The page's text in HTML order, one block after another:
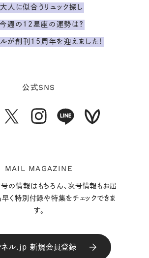
人に似合うリュック探し
週の12星座の運勢は？
が創刊15周年を迎えました！
公式SNS
MAIL MAGAZINE
号の情報はもちろん、次号情報もお届
早く特別付録や特集をチェックできま
す。
ネル.jp 新規会員登録